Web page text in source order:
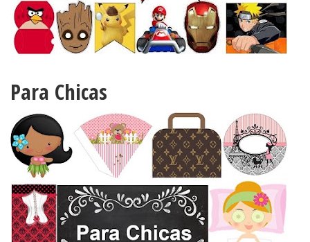
Para Chicas